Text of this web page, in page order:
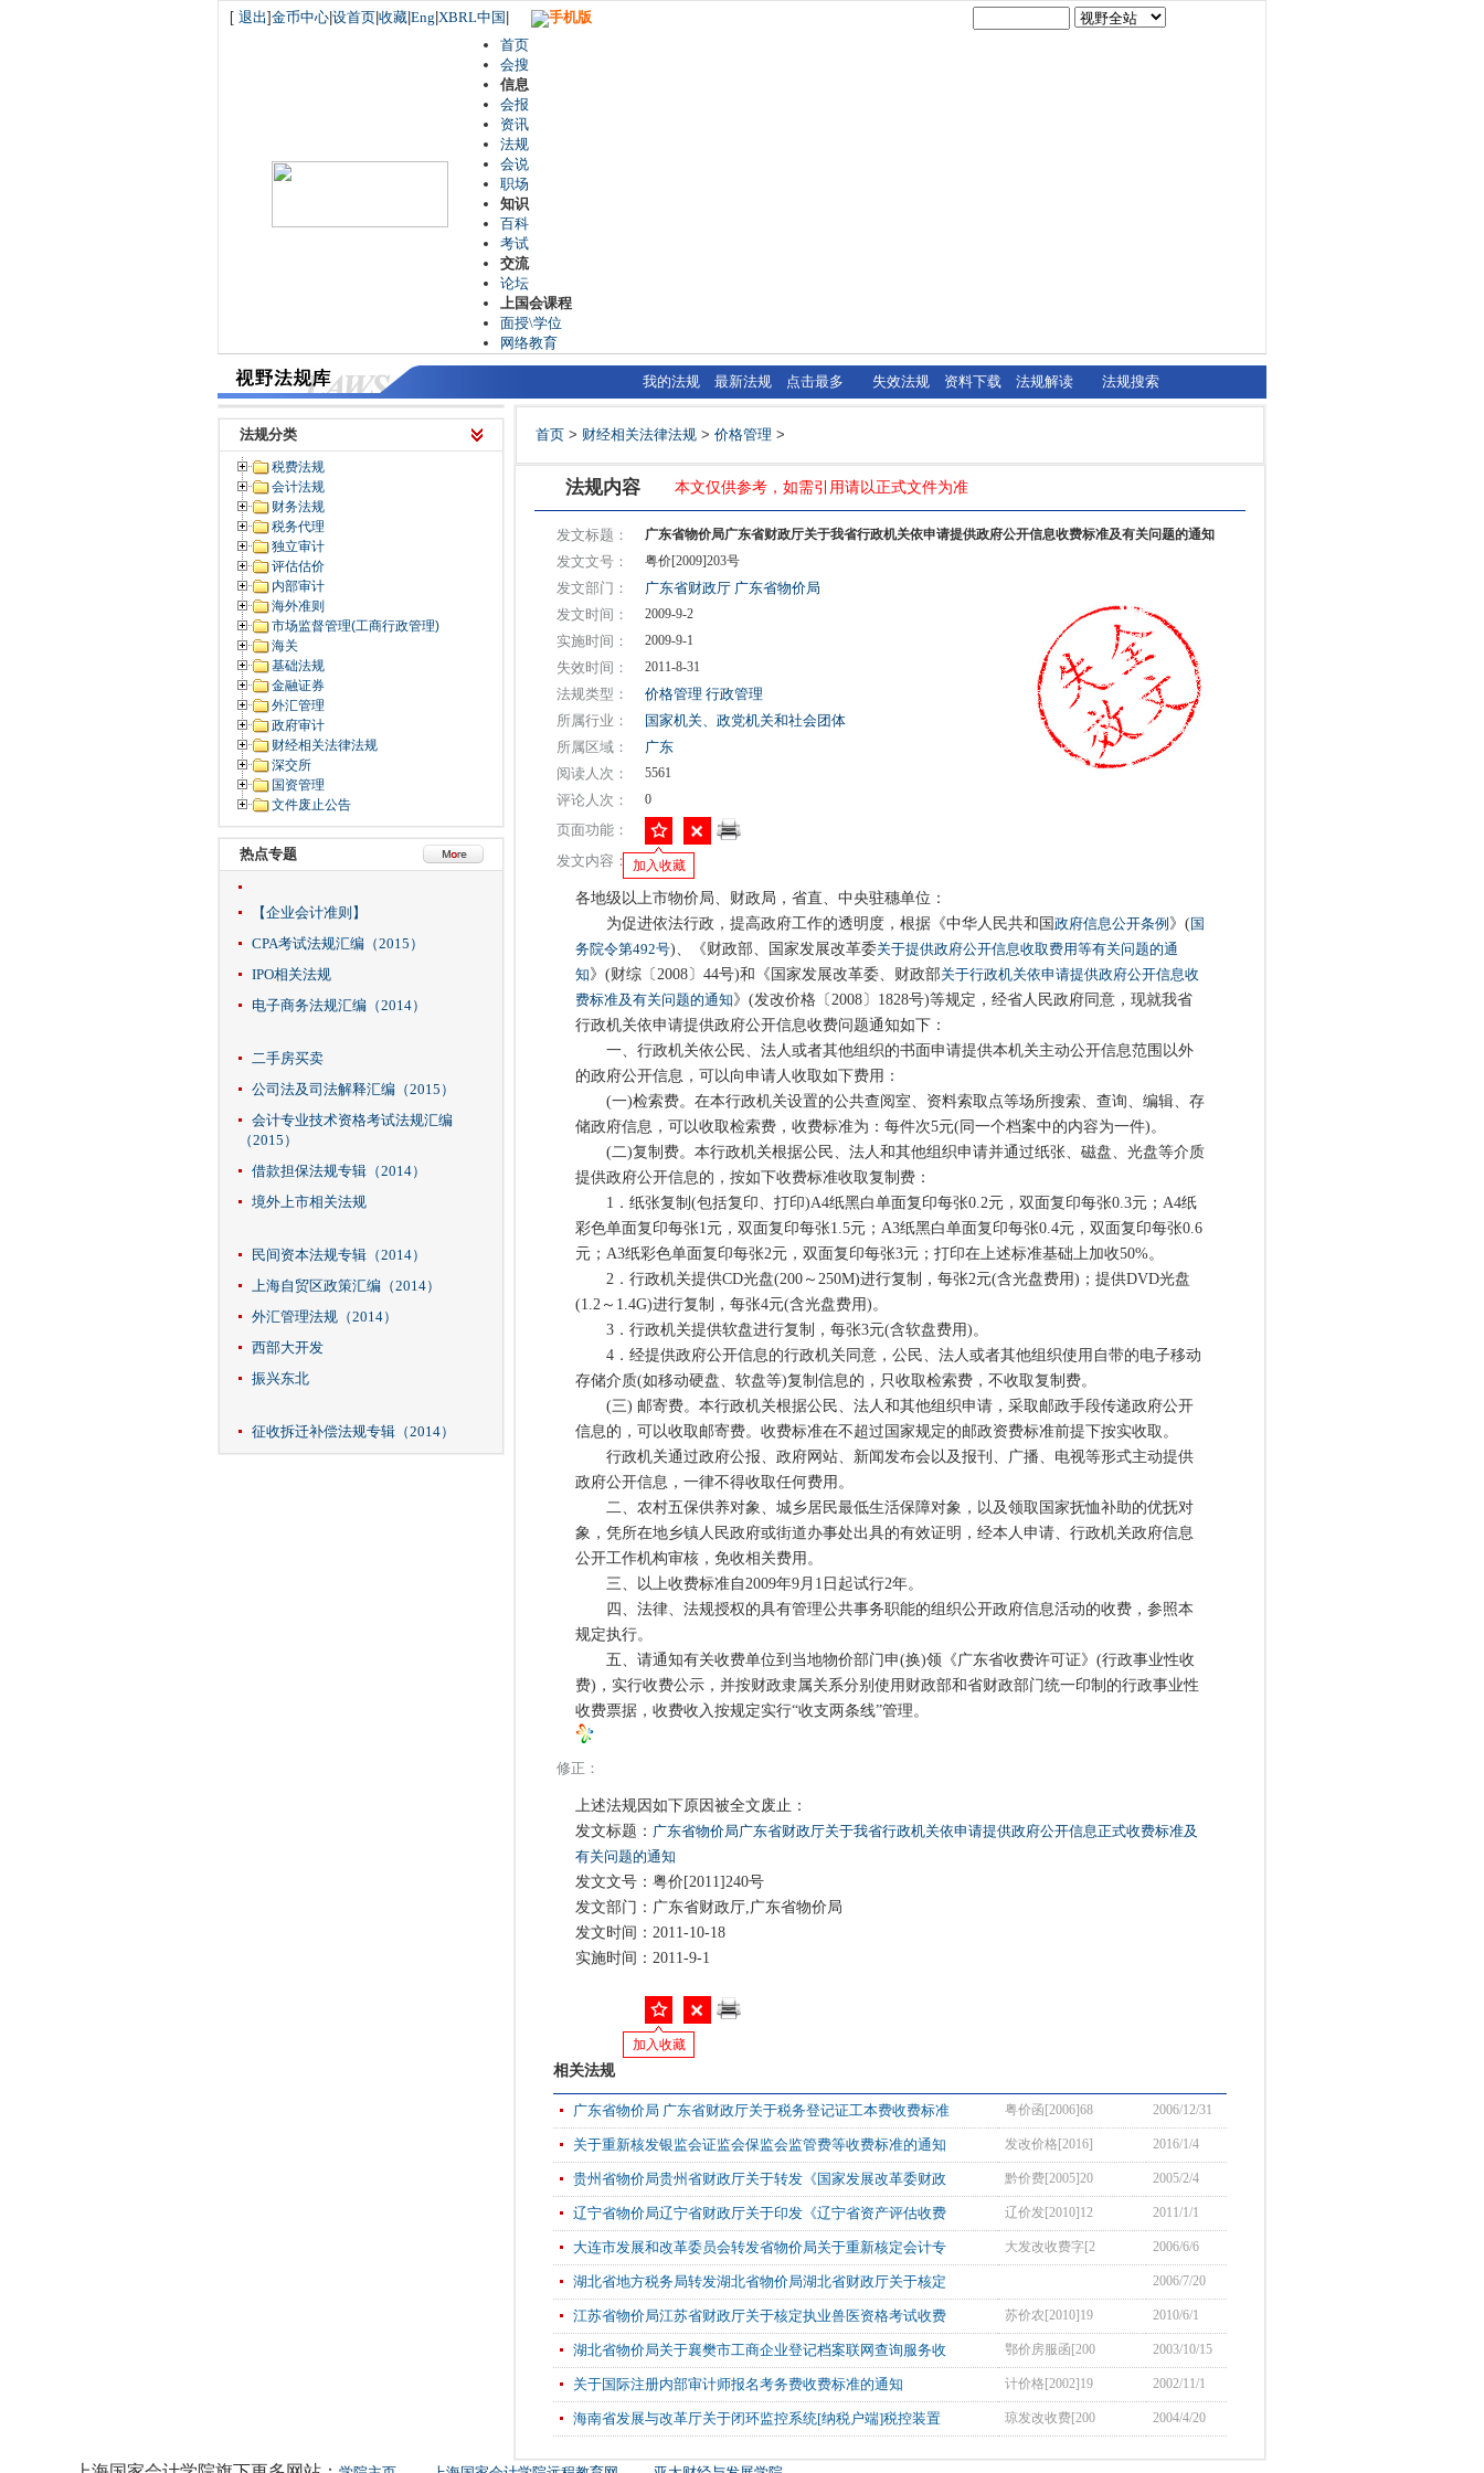
[ 退出]金币中心 设首页 收藏 Eng XBRL中国
手机版
首页
会搜
信息
会报
资讯
法规
会说
职场
知识
百科
考试
交流
论坛
上国会课程
面授\学位
网络教育
我的法规 最新法规 点击最多 失效法规 资料下载 法规解读 法规搜索
法规分类
税费法规
会计法规
财务法规
税务代理
独立审计
评估估价
内部审计
海外准则
市场监督管理(工商行政管理)
海关
基础法规
金融证券
外汇管理
政府审计
财经相关法律法规
深交所
国资管理
文件废止公告
热点专题
【企业会计准则】
CPA考试法规汇编（2015）
IPO相关法规
电子商务法规汇编（2014）
二手房买卖
公司法及司法解释汇编（2015）
会计专业技术资格考试法规汇编
（2015）
借款担保法规专辑（2014）
境外上市相关法规
民间资本法规专辑（2014）
上海自贸区政策汇编（2014）
外汇管理法规（2014）
西部大开发
振兴东北
征收拆迁补偿法规专辑（2014）
首页 > 财经相关法律法规 > 价格管理 >
法规内容 本文仅供参考，如需引用请以正式文件为准
发文标题： 广东省物价局广东省财政厅关于我省行政机关依申请提供政府公开信息收费标准及有关问题的通知
发文文号： 粤价[2009]203号
发文部门： 广东省财政厅 广东省物价局
发文时间：
2009-9-2
实施时间： 2009-9-1
失效时间： 2011-8-31
法规类型： 价格管理 行政管理
所属行业：
国家机关、政党机关和社会团体
所属区域：
广东
阅读人次：
5561
评论人次： 0
页面功能：
加入收藏
发文内容：
各地级以上市物价局、财政局，省直、中央驻穗单位：
为促进依法行政，提高政府工作的透明度，根据《中华人民共和国 政府信息公开条例 》(国
务院令第492号)、《财政部、国家发展改革委关于提供政府公开信息收取费用等有关问题的通
知》(财综〔2008〕44号)和《国家发展改革委、财政部关于行政机关依申请提供政府公开信息收
费标准及有关问题的通知》(发改价格〔2008〕1828号)等规定，经省人民政府同意，现就我省
行政机关依申请提供政府公开信息收费问题通知如下：
一、行政机关依公民、法人或者其他组织的书面申请提供本机关主动公开信息范围以外
的政府公开信息，可以向申请人收取如下费用：
(一)检索费。在本行政机关设置的公共查阅室、资料索取点等场所搜索、查询、编辑、存
储政府信息，可以收取检索费，收费标准为：每件次5元(同一个档案中的内容为一件)。
(二)复制费。本行政机关根据公民、法人和其他组织申请并通过纸张、磁盘、光盘等介质
提供政府公开信息的，按如下收费标准收取复制费：
1．纸张复制(包括复印、打印)A4纸黑白单面复印每张0.2元，双面复印每张0.3元；A4纸
彩色单面复印每张1元，双面复印每张1.5元；A3纸黑白单面复印每张0.4元，双面复印每张0.6
元；A3纸彩色单面复印每张2元，双面复印每张3元；打印在上述标准基础上加收50%。
2．行政机关提供CD光盘(200～250M)进行复制，每张2元(含光盘费用)；提供DVD光盘
(1.2～1.4G)进行复制，每张4元(含光盘费用)。
3．行政机关提供软盘进行复制，每张3元(含软盘费用)。
4．经提供政府公开信息的行政机关同意，公民、法人或者其他组织使用自带的电子移动
存储介质(如移动硬盘、软盘等)复制信息的，只收取检索费，不收取复制费。
(三) 邮寄费。本行政机关根据公民、法人和其他组织申请，采取邮政手段传递政府公开
信息的，可以收取邮寄费。收费标准在不超过国家规定的邮政资费标准前提下按实收取。
行政机关通过政府公报、政府网站、新闻发布会以及报刊、广播、电视等形式主动提供
政府公开信息，一律不得收取任何费用。
二、农村五保供养对象、城乡居民最低生活保障对象，以及领取国家抚恤补助的优抚对
象，凭所在地乡镇人民政府或街道办事处出具的有效证明，经本人申请、行政机关政府信息
公开工作机构审核，免收相关费用。
三、以上收费标准自2009年9月1日起试行2年。
四、法律、法规授权的具有管理公共事务职能的组织公开政府信息活动的收费，参照本
规定执行。
五、请通知有关收费单位到当地物价部门申(换)领《广东省收费许可证》(行政事业性收
费)，实行收费公示，并按财政隶属关系分别使用财政部和省财政部门统一印制的行政事业性
收费票据，收费收入按规定实行“收支两条线”管理。
修正：
上述法规因如下原因被全文废止：
发文标题： 广东省物价局广东省财政厅关于我省行政机关依申请提供政府公开信息正式收费标准及
有关问题的通知
发文文号：粤价[2011]240号
发文部门：广东省财政厅,广东省物价局
发文时间：2011-10-18
实施时间：2011-9-1
加入收藏
相关法规
广东省物价局 广东省财政厅关于税务登记证工本费收费标准 粤价函[2006]68 2006/12/31
关于重新核发银监会证监会保监会监管费等收费标准的通知 发改价格[2016] 2016/1/4
贵州省物价局贵州省财政厅关于转发《国家发展改革委财政 黔价费[2005]20 2005/2/4
辽宁省物价局辽宁省财政厅关于印发《辽宁省资产评估收费 辽价发[2010]12 2011/1/1
大连市发展和改革委员会转发省物价局关于重新核定会计专 大发改收费字[2 2006/6/6
湖北省地方税务局转发湖北省物价局湖北省财政厅关于核定 2006/7/20
江苏省物价局江苏省财政厅关于核定执业兽医资格考试收费 苏价农[2010]19 2010/6/1
湖北省物价局关于襄樊市工商企业登记档案联网查询服务收 鄂价房服函[200 2003/10/15
关于国际注册内部审计师报名考务费收费标准的通知 计价格[2002]19 2002/11/1
海南省发展与改革厅关于闭环监控系统[纳税户端]税控装置 琼发改收费[200 2004/4/20